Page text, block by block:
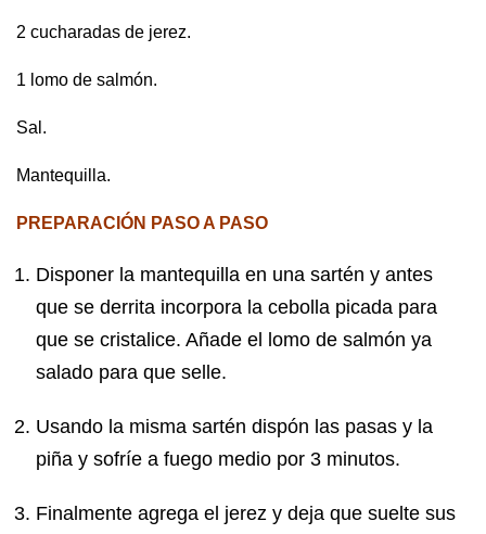
2 cucharadas de jerez.
1 lomo de salmón.
Sal.
Mantequilla.
PREPARACIÓN PASO A PASO
Disponer la mantequilla en una sartén y antes
que se derrita incorpora la cebolla picada para
que se cristalice. Añade el lomo de salmón ya
salado para que selle.
Usando la misma sartén dispón las pasas y la
piña y sofríe a fuego medio por 3 minutos.
Finalmente agrega el jerez y deja que suelte sus